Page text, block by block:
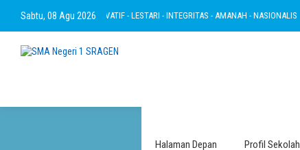
Sabtu, 08 Agu 2026
- RAMAH - INOVATIF - LESTARI - INTEGRITAS - AMANAH - NASIONALIS
Halaman Depan Profil Sekolah